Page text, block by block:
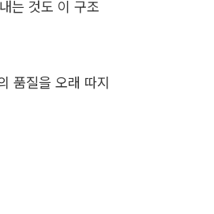
는 것도 이 구조
품질을 오래 따지